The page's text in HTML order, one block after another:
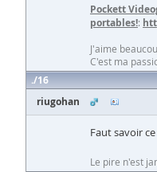
Pockett
portables!:
J'aime
C'est ma
16
riugohan
Faut savoir
Le pire n'est